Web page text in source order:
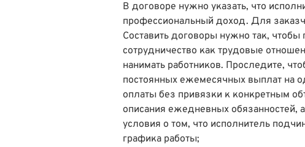
В договоре нужно указать, что
профессиональный доход. Для
Составить договоры нужно так,
сотрудничество как трудовые
нанимать работников. Проследите,
постоянных ежемесячных выплат на
оплаты без привязки к конкретным
описания ежедневных обязанностей,
условия о том, что исполнитель
графика работы;